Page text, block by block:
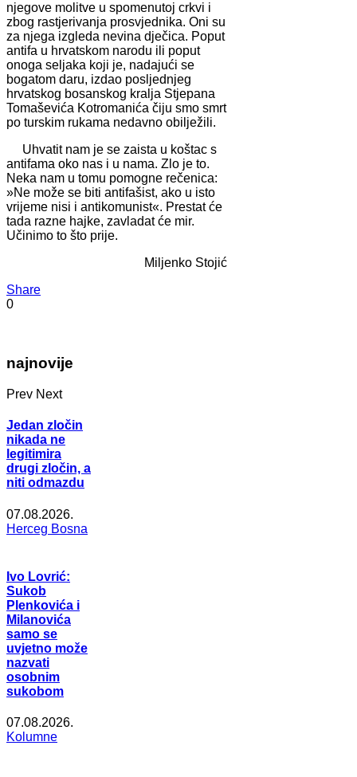
njegove molitve u spomenutoj crkvi i
zbog rastjerivanja prosvjednika. Oni su
za njega izgleda nevina dječica. Poput
antifa u hrvatskom narodu ili poput
onoga seljaka koji je, nadajući se
bogatom daru, izdao posljednjeg
hrvatskog bosanskog kralja Stjepana
Tomaševića Kotromanića čiju smo smrt
po turskim rukama nedavno obilježili.
Uhvatit nam je se zaista u koštac s
antifama oko nas i u nama. Zlo je to.
Neka nam u tomu pomogne rečenica:
»Ne može se biti antifašist, ako u isto
vrijeme nisi i antikomunist«. Prestat će
tada razne hajke, zavladat će mir.
Učinimo to što prije.
Miljenko Stojić
Share
0
najnovije
Prev Next
Jedan zločin
nikada ne
legitimira
drugi zločin, a
niti odmazdu
07.08.2026.
Herceg Bosna
Ivo Lovrić:
Sukob
Plenkovića i
Milanovića
samo se
uvjetno može
nazvati
osobnim
sukobom
07.08.2026.
Kolumne